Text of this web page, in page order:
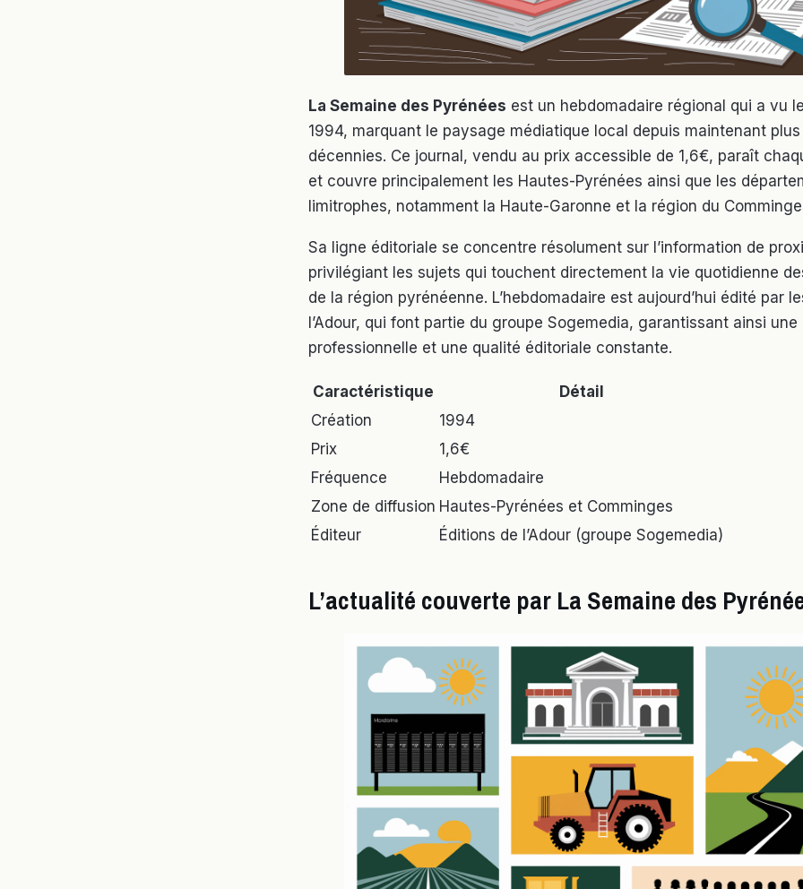
La Semaine des Pyrénées est un hebdomadaire régional qui a vu
1994, marquant le paysage médiatique local depuis maintenant
décennies. Ce journal, vendu au prix accessible de 1,6€, paraît
et couvre principalement les Hautes-Pyrénées ainsi que les
limitrophes, notamment la Haute-Garonne et la région du
Sa ligne éditoriale se concentre résolument sur l’information de
privilégiant les sujets qui touchent directement la vie quotidienne
de la région pyrénéenne. L’hebdomadaire est aujourd’hui édité par
l’Adour, qui font partie du groupe Sogemedia, garantissant ainsi
professionnelle et une qualité éditoriale constante.
Caractéristique
Détail
Création
1994
Prix
1,6€
Fréquence
Hebdomadaire
Zone de diffusion Hautes-Pyrénées et Comminges
Éditeur
Éditions de l’Adour (groupe Sogemedia)
L’actualité couverte par La Semaine des